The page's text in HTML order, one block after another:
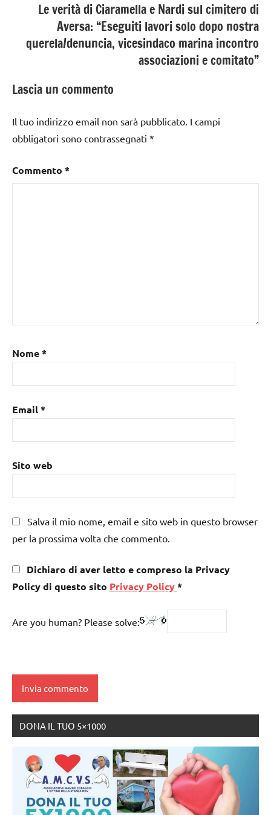
Le verità di Ciaramella e Nardi sul cimitero di
Aversa: “Eseguiti lavori solo dopo nostra
querela/denuncia, vicesindaco marina incontro
associazioni e comitato”
Lascia un commento
Il tuo indirizzo email non sarà pubblicato. I campi
obbligatori sono contrassegnati *
Commento *
Nome*
Email*
Sito web
Salva il mio nome, email e sito web in questo browser
per la prossima volta che commento.
Dichiaro di aver letto e compreso la Privacy
Policy di questo sito Privacy Policy*
Are you human? Please solve:
DONA IL TUO 5×1000